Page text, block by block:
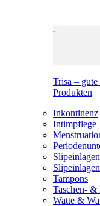
Trisa –
Produkten
Inkontinenz
Intimpflege
Slipeinlagen
Tampons
Taschen- &
Watte &